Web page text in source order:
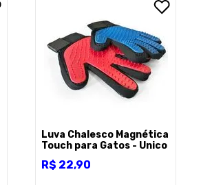
Luva Chalesco Magnética
Touch para Gatos - Unico
R$ 22,90